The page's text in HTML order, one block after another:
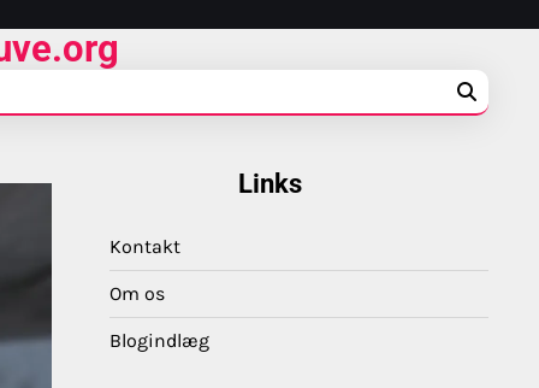
Links
Kontakt
Om os
Blogindlæg